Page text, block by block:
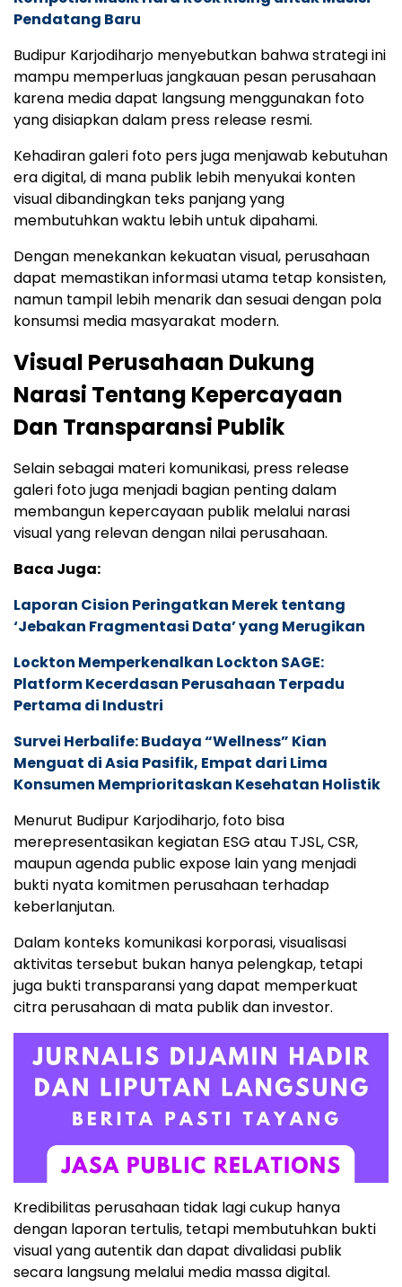
Pendatang Baru
Budipur Karjodiharjo menyebutkan bahwa strategi ini
mampu memperluas jangkauan pesan perusahaan
karena media dapat langsung menggunakan foto
yang disiapkan dalam press release resmi.
Kehadiran galeri foto pers juga menjawab kebutuhan
era digital, di mana publik lebih menyukai konten
visual dibandingkan teks panjang yang
membutuhkan waktu lebih untuk dipahami.
Dengan menekankan kekuatan visual, perusahaan
dapat memastikan informasi utama tetap konsisten,
namun tampil lebih menarik dan sesuai dengan pola
konsumsi media masyarakat modern.
Visual Perusahaan Dukung
Narasi Tentang Kepercayaan
Dan Transparansi Publik
Selain sebagai materi komunikasi, press release
galeri foto juga menjadi bagian penting dalam
membangun kepercayaan publik melalui narasi
visual yang relevan dengan nilai perusahaan.
Baca Juga:
Laporan Cision Peringatkan Merek tentang
‘Jebakan Fragmentasi Data’ yang Merugikan
Lockton Memperkenalkan Lockton SAGE:
Platform Kecerdasan Perusahaan Terpadu
Pertama di Industri
Survei Herbalife: Budaya “Wellness” Kian
Menguat di Asia Pasifik, Empat dari Lima
Konsumen Memprioritaskan Kesehatan Holistik
Menurut Budipur Karjodiharjo, foto bisa
merepresentasikan kegiatan ESG atau TJSL, CSR,
maupun agenda public expose lain yang menjadi
bukti nyata komitmen perusahaan terhadap
keberlanjutan.
Dalam konteks komunikasi korporasi, visualisasi
aktivitas tersebut bukan hanya pelengkap, tetapi
juga bukti transparansi yang dapat memperkuat
citra perusahaan di mata publik dan investor.
Kredibilitas perusahaan tidak lagi cukup hanya
dengan laporan tertulis, tetapi membutuhkan bukti
visual yang autentik dan dapat divalidasi publik
secara langsung melalui media massa digital.